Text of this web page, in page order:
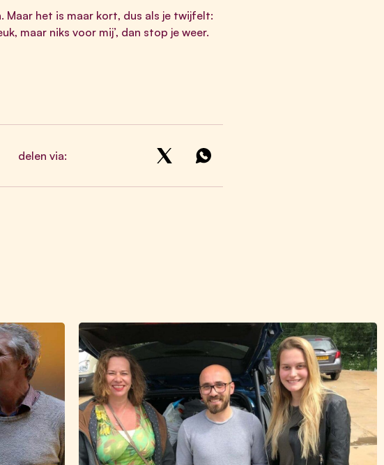
Maar het is maar kort, dus als je twijfelt:
maar niks voor mij’, dan stop je weer.
delen via: